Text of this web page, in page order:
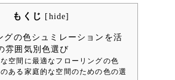
もくじ [ hide]
グの色シュミレーションを活
雰囲気別色選び
空間に最適なフローリングの色
ある家庭的な空間のための色の選